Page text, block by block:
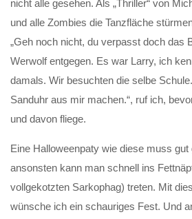
nicht alle gesehen. Als „Thriller“ von
und alle Zombies die Tanzfläche
„Geh noch nicht, du verpasst doch das
Werwolf entgegen. Es war Larry, ich
damals. Wir besuchten die selbe
Sanduhr aus mir machen.“, ruf ich,
und davon fliege.
Eine Halloweenpaty wie diese muss gut
ansonsten kann man schnell ins
vollgekotzten Sarkophag) treten. Mit
wünsche ich ein schauriges Fest. Und